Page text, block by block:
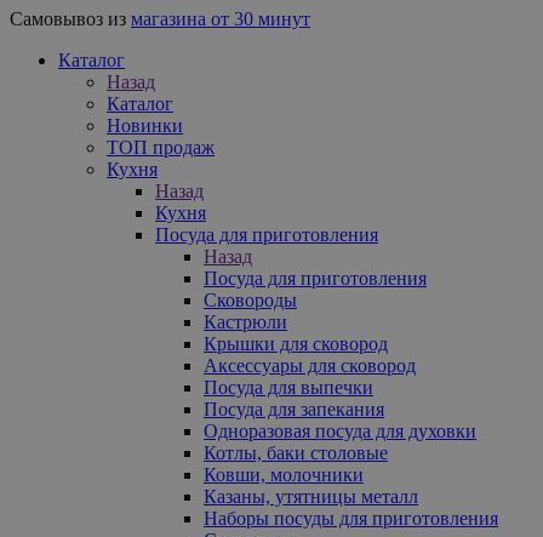
Самовывоз из магазина от 30 минут
Каталог
Назад
Каталог
Новинки
ТОП продаж
Кухня
Назад
Кухня
Посуда для приготовления
Назад
Посуда для приготовления
Сковороды
Кастрюли
Крышки для сковород
Аксессуары для сковород
Посуда для выпечки
Посуда для запекания
Одноразовая посуда для духовки
Котлы, баки столовые
Ковши, молочники
Казаны, утятницы металл
Наборы посуды для приготовления